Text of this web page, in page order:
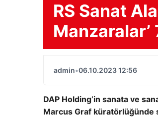
RS Sanat
Manzaralar’
admin•06.10.2023 12:56
DAP Holding’in sanata ve
Marcus Graf küratörlüğünde